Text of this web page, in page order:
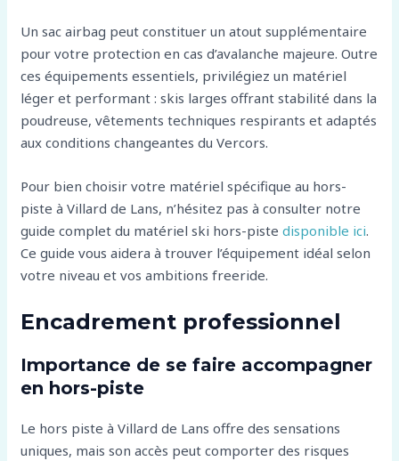
Un sac airbag peut constituer un atout supplémentaire
pour votre protection en cas d’avalanche majeure. Outre
ces équipements essentiels, privilégiez un matériel
léger et performant : skis larges offrant stabilité dans la
poudreuse, vêtements techniques respirants et adaptés
aux conditions changeantes du Vercors.
Pour bien choisir votre matériel spécifique au hors-
piste à Villard de Lans, n’hésitez pas à consulter notre
guide complet du matériel ski hors-pistedisponible ici.
Ce guide vous aidera à trouver l’équipement idéal selon
votre niveau et vos ambitions freeride.
Encadrement professionnel
Importance de se faire accompagner
en hors-piste
Le hors piste à Villard de Lans offre des sensations
uniques, mais son accès peut comporter des risques